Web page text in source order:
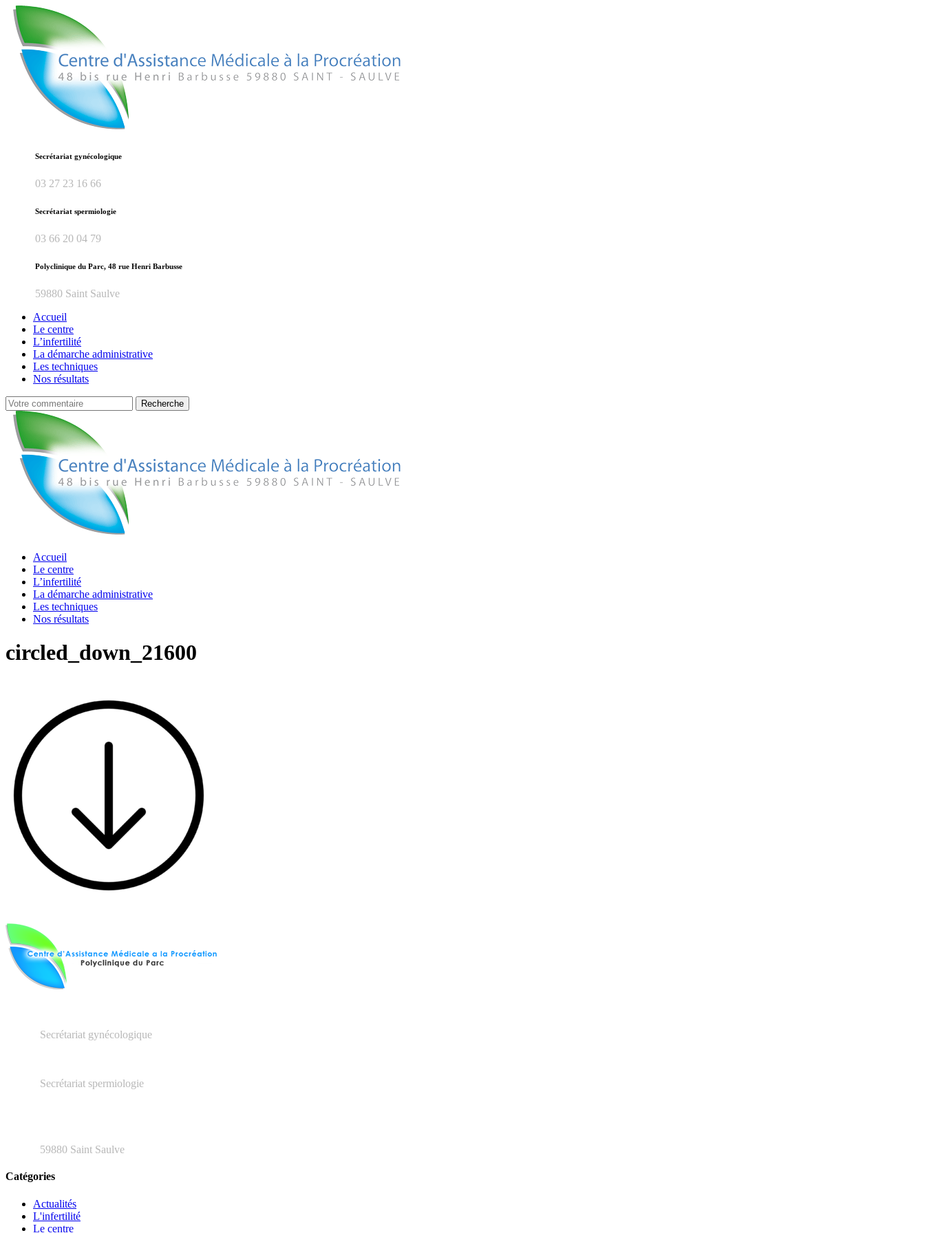
Secrétariat gynécologique
03 27 23 16 66
Secrétariat spermiologie
03 66 20 04 79
Polyclinique du Parc, 48 rue Henri Barbusse
59880 Saint Saulve
Accueil
Le centre
L’infertilité
La démarche administrative
Les techniques
Nos résultats
Accueil
Le centre
L’infertilité
La démarche administrative
Les techniques
Nos résultats
circled_down_21600
Secrétariat gynécologique
Secrétariat spermiologie
59880 Saint Saulve
Catégories
Actualités
L'infertilité
Le centre